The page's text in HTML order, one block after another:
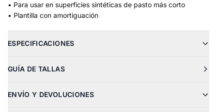
• Para usar en superficies sintéticas de pasto más corto
• Plantilla con amortiguación
ESPECIFICACIONES
GUÍA DE TALLAS
ENVÍO Y DEVOLUCIONES